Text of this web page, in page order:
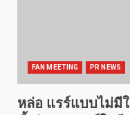
FAN MEETING PR NEWS
หล่อ แรร์แบบไม่มี